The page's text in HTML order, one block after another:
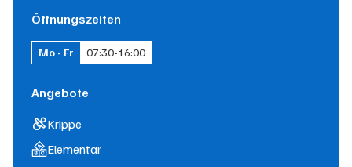
Öffnungszeiten
Mo - Fr 07:30-16:00
Angebote
Krippe
Elementar